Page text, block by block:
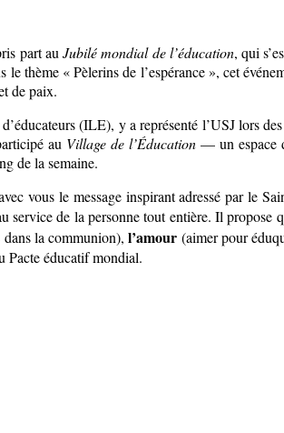
part auJubilé mondial de l’éducation, qui
thème « Pèlerins de l’espérance », cet
de paix.
(ILE), y a représenté l’USJ lors
au Village de l’Éducation — un espace
de la semaine.
vous le message inspirant adressé par le
service de la personne tout entière. Il
dans la communion),l’amour (aimer pour
Pacte éducatif mondial.